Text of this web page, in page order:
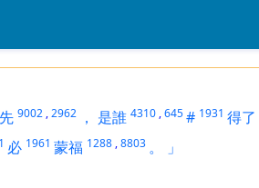
9002 ,2962 ， 是誰 4310 ,645# 1931 得了
必 1961 蒙福 1288 ,8803 。 」